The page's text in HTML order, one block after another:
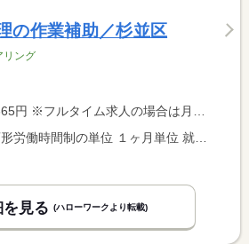
の作業補助／杉並区
ング
場合は月額（換算額）、パート求人の場合は時間額を表示しています。
見る (ハローワークより転載)